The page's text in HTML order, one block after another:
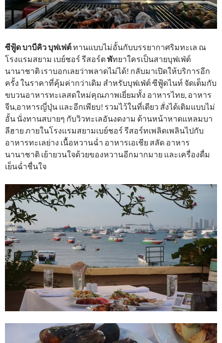
ซีฟู้ด บาบีคิว บุฟเฟต์ทานแบบไม่อั้นกับบรรยากาศริมทะเล ณ
โรงแรมสยาม เบย์ชอร์ รีสอร์ตพัทยาใครเป็นสายบุฟเฟ่ต์
นานาชาติ เราบอกเลยว่าพลาดไม่ได้! กลับมาเปิดให้บริการอีก
ครั้ง ในราคาที่คุ้มค่ากว่าเดิม สำหรับบุฟเฟ่ต์ ซีฟู้ดไนท์ จัดเต็มกับ
ขบวนอาหารทะเลสดใหม่คุณภาพเยี่ยมทั้ง อาหารไทย, อาหาร
จีน,อาหารญี่ปุ่น และอีกเพียบ! รวมไว้ในที่เดียว สั่งได้เติมแบบไม่
อั้น นั่งทานสบายๆ กับวิวทะเลอันงดงาม ด้านหน้าหาดแหลมบา
ลีฮาย ภายในโรงแรมสยามเบย์ชอร์ รีสอร์ทเพลิดเพลินไปกับ
อาหารทะเลย่าง เนื้อหวานฉ่ำ อาหารเอเชีย สลัด อาหาร
นานาชาติ เย้ายวนใจด้วยของหวานอีกมากมาย และเครื่องดื่ม
เย็นฉ่ำชื่นใจ